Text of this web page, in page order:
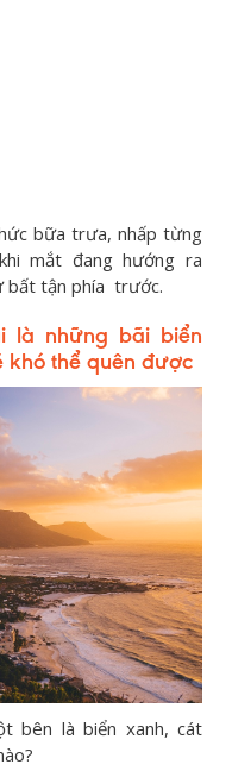
bữa trưa, nhấp từng
mắt đang hướng ra
bất tận phía trước.
là những bãi biển
khó thể quên được
bên là biển xanh, cát